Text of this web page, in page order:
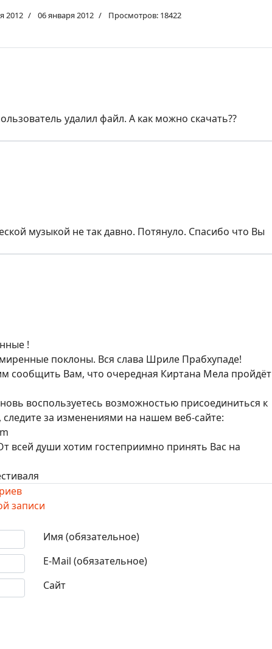
2012 06 января 2012 Просмотров: 18422
удалил файл. А как можно скачать??
музыкой не так давно. Потянуло. Спасибо что Вы
!
поклоны. Вся слава Шриле Прабхупаде!
сообщить Вам, что очередная Киртана Мела пройдёт
воспользуетесь возможностью присоединиться к
за изменениями на нашем веб-сайте:
всей души хотим гостеприимно принять Вас на
записи
Имя (обязательное)
E-Mail (обязательное)
Сайт